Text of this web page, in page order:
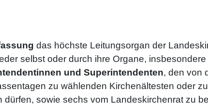
das höchste Leitungsorgan der
selbst oder durch ihre Organe,
und Superintendenten, den von
zu wählenden Kirchenältesten oder
sowie sechs vom Landeskirchenrat zu